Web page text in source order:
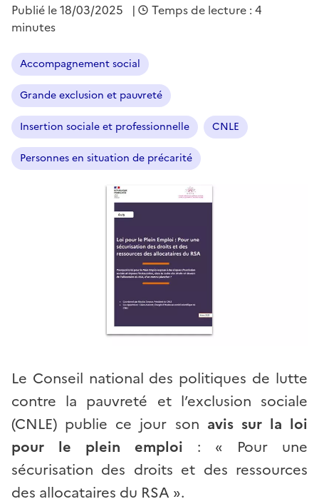
Publié le18/03/2025 |
Temps de lecture : 4
minutes
Accompagnement social
Grande exclusion et pauvreté
Insertion sociale et professionnelle CNLE
Personnes en situation de précarité
Le Conseil national des politiques de lutte
contre la pauvreté et l’exclusion sociale
(CNLE) publie ce jour son avis sur la loi
pour le plein emploi : « Pour une
sécurisation des droits et des ressources
des allocataires du RSA ».